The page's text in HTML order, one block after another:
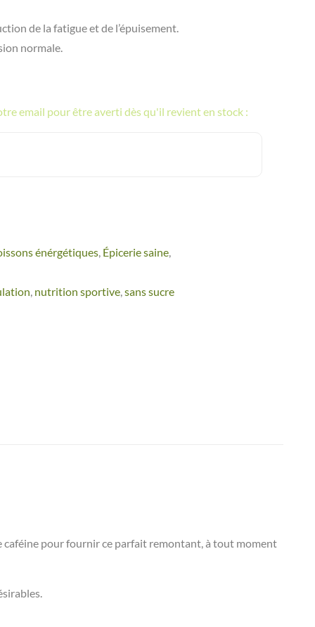
de la fatigue et de l’épuisement.
normale.
email pour être averti dès qu'il revient en stock :
énérgétiques Épicerie saine
nutrition sportive sans sucre
caféine pour fournir ce parfait remontant, à tout moment